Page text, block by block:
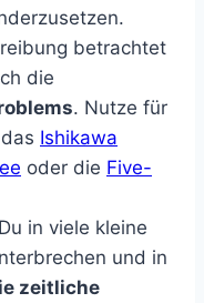
betrachtet
die
. Nutze für
Ishikawa
oder die Five-
in viele kleine
und in
zeitliche